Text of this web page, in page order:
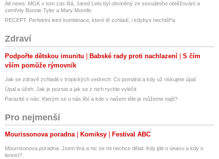
Alt news: MGK v tom zas lítá, Jared Leto byl obviněný ze sexuálního obtěžování a
zemřely Bonnie Tyler a Mary Morello
RECEPT: Perfektní letní kombinace, které tě zchladí, i kdybys nechtěl*a
Zdraví
Podpořte dětskou imunitu Babské rady proti nachlazení
S čím
vším pomůže rýmovník
Jak se zdravě zchladit v tropických vedrech: Co pomáhá a kdy už riskujete úpal
Úpal a úžeh: Jak je poznat a jak se z nich rychle vyléčit
Parazité v nás: Kterým se u nás líbí a kde v našem těle je můžeme najít?
Pro nejmenší
Mourissonova poradna Komiksy Festival ABC
Mourrisonova poradna: Jsem líná a nic se mi nechce dělat: Kdy jde o únavu a kdy o
lenost?